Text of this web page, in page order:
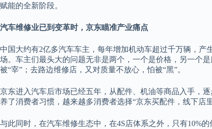
赋能的全新阶段。
汽车维修业已到变革时，京东瞄准产业痛点
中国大约有2亿多汽车车主，每年增加机动车超过千万辆，
场。车主们最头大的问题无非是两个，一个是价格，另一个
被“宰”；去路边维修店，又对质量不放心，怕被“黑”。
京东进入汽车后市场已经五年，从配件、机油等商品入手，
养了消费者习惯，越来越多消费者选择“京东买配件，线下店
与此同时，在汽车维修生态中，在4S店体系之外，只有10%